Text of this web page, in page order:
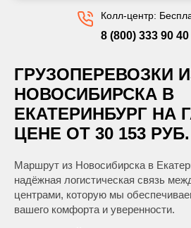
Колл-центр:
8 (800) 333 90 40
ГРУЗОПЕРЕВОЗКИ
НОВОСИБИРСКА В
ЕКАТЕРИНБУРГ НА
ЦЕНЕ ОТ 30 153 РУБ.
Маршрут из Новосибирска в
надёжная логистическая связь
центрами, которую мы
вашего комфорта и уверенности.